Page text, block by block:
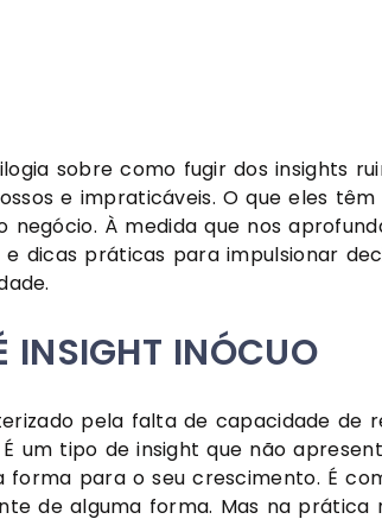
sobre como fugir dos insights
e impraticáveis. O que eles
À medida que nos
dicas práticas para impulsionar
INSIGHT INÓCUO
pela falta de capacidade de
um tipo de insight que não
forma para o seu crescimento. É
de alguma forma. Mas na